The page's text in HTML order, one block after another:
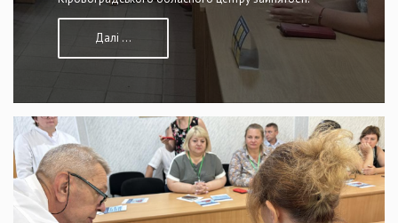
Далі ...